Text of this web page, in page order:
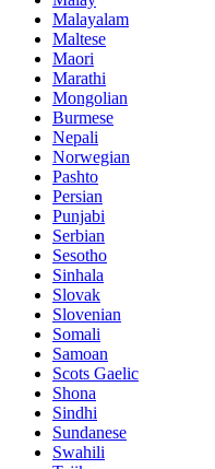
Malayalam
Maltese
Maori
Marathi
Mongolian
Burmese
Nepali
Norwegian
Pashto
Persian
Punjabi
Serbian
Sesotho
Sinhala
Slovak
Slovenian
Somali
Samoan
Scots Gaelic
Shona
Sindhi
Sundanese
Swahili